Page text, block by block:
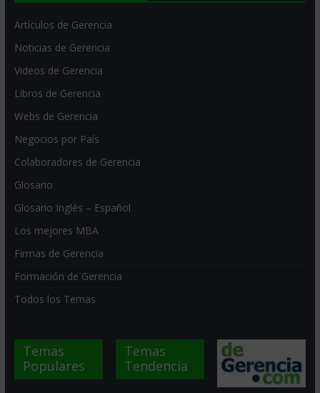
Artículos de Gerencia
Noticias de Gerencia
Videos de Gerencia
Libros de Gerencia
Webs de Gerencia
Negocios por País
Colaboradores de Gerencia
Glosario
Glosario Inglés – Español
Los mejores MBA
Firmas de Gerencia
Formación de Gerencia
Todos los Temas
Temas
Populares
Temas
Tendencia